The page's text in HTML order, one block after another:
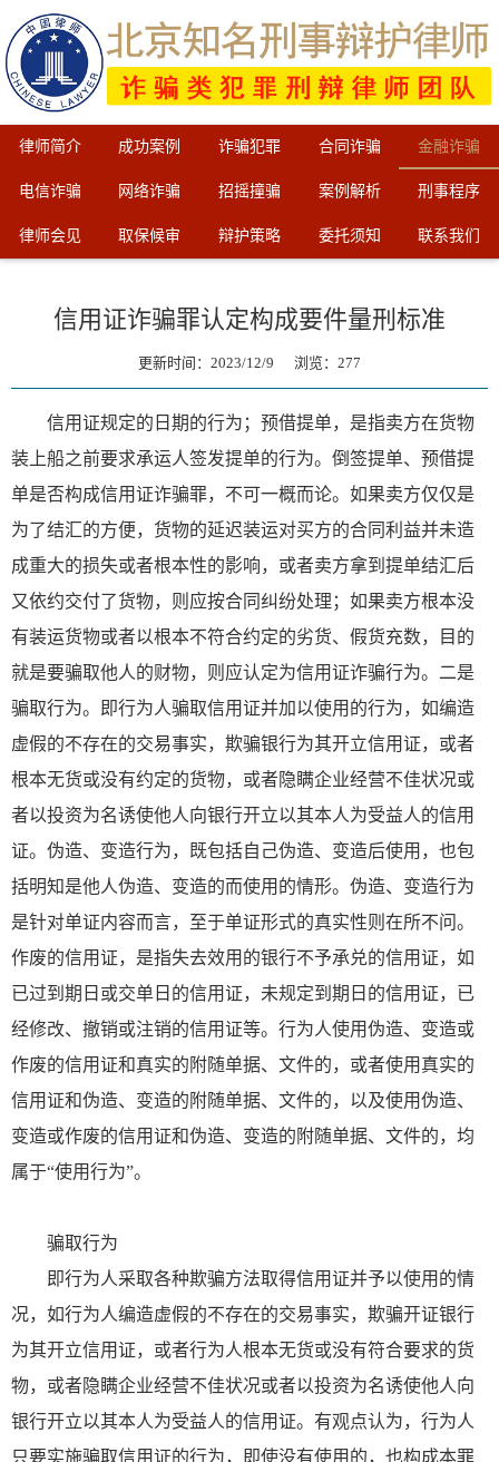
律师简介 成功案例 诈骗犯罪 合同诈骗 金融诈骗
电信诈骗 网络诈骗 招摇撞骗 案例解析 刑事程序
律师会见 取保候审 辩护策略 委托须知 联系我们
信用证诈骗罪认定构成要件量刑标准
更新时间：2023/12/9 浏览： 277
信用证规定的日期的行为；预借提单，是指卖方在货物
装上船之前要求承运人签发提单的行为。倒签提单、预借提
单是否构成信用证诈骗罪，不可一概而论。如果卖方仅仅是
为了结汇的方便，货物的延迟装运对买方的合同利益并未造
成重大的损失或者根本性的影响，或者卖方拿到提单结汇后
又依约交付了货物，则应按合同纠纷处理；如果卖方根本没
有装运货物或者以根本不符合约定的劣货、假货充数，目的
就是要骗取他人的财物，则应认定为信用证诈骗行为。二是
骗取行为。即行为人骗取信用证并加以使用的行为，如编造
虚假的不存在的交易事实，欺骗银行为其开立信用证，或者
根本无货或没有约定的货物，或者隐瞒企业经营不佳状况或
者以投资为名诱使他人向银行开立以其本人为受益人的信用
证。伪造、变造行为，既包括自己伪造、变造后使用，也包
括明知是他人伪造、变造的而使用的情形。伪造、变造行为
是针对单证内容而言，至于单证形式的真实性则在所不问。
作废的信用证，是指失去效用的银行不予承兑的信用证，如
已过到期日或交单日的信用证，未规定到期日的信用证，已
经修改、撤销或注销的信用证等。行为人使用伪造、变造或
作废的信用证和真实的附随单据、文件的，或者使用真实的
信用证和伪造、变造的附随单据、文件的，以及使用伪造、
变造或作废的信用证和伪造、变造的附随单据、文件的，均
属于“使用行为”。
骗取行为
即行为人采取各种欺骗方法取得信用证并予以使用的情
况，如行为人编造虚假的不存在的交易事实，欺骗开证银行
为其开立信用证，或者行为人根本无货或没有符合要求的货
物，或者隐瞒企业经营不佳状况或者以投资为名诱使他人向
银行开立以其本人为受益人的信用证。有观点认为，行为人
只要实施骗取信用证的行为，即使没有使用的，也构成本罪